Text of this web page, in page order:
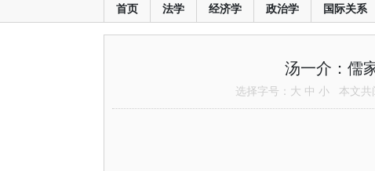
首页 法学 经济学 政治学 国际关系
汤一介：儒
选择字号： 大 中 小 本文共